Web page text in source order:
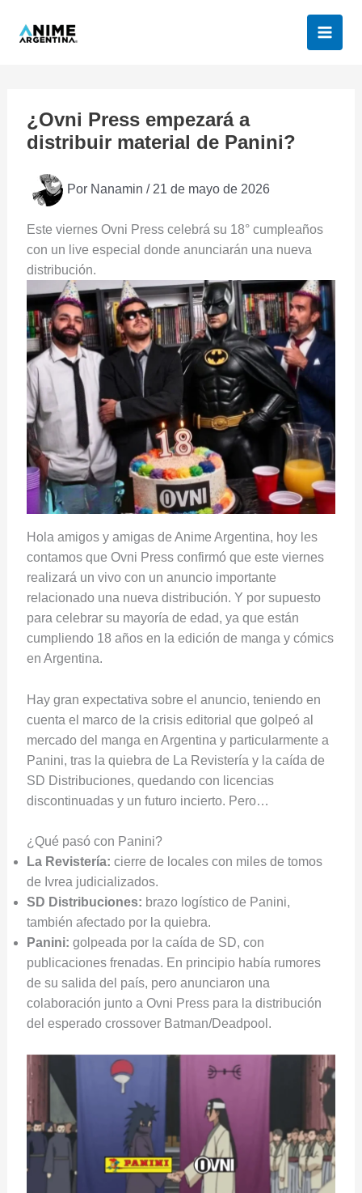
¿Ovni Press empezará a
distribuir material de Panini?
Por Nanamin / 21 de mayo de 2026
Este viernes Ovni Press celebrá su 18° cumpleaños
con un live especial donde anunciarán una nueva
distribución.
Hola amigos y amigas de Anime Argentina, hoy les
contamos que Ovni Press confirmó que este viernes
realizará un vivo con un anuncio importante
relacionado una nueva distribución. Y por supuesto
para celebrar su mayoría de edad, ya que están
cumpliendo 18 años en la edición de manga y cómics
en Argentina.
Hay gran expectativa sobre el anuncio, teniendo en
cuenta el marco de la crisis editorial que golpeó al
mercado del manga en Argentina y particularmente a
Panini, tras la quiebra de La Revistería y la caída de
SD Distribuciones, quedando con licencias
discontinuadas y un futuro incierto. Pero…
¿Qué pasó con Panini?
La Revistería: cierre de locales con miles de tomos
de Ivrea judicializados.
SD Distribuciones: brazo logístico de Panini,
también afectado por la quiebra.
Panini: golpeada por la caída de SD, con
publicaciones frenadas. En principio había rumores
de su salida del país, pero anunciaron una
colaboración junto a Ovni Press para la distribución
del esperado crossover Batman/Deadpool.